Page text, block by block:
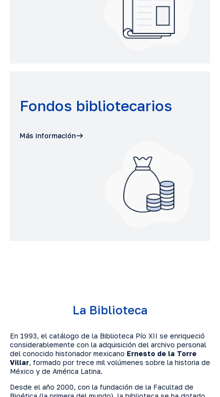
Fondos bibliotecarios
Más información
La Biblioteca
En 1993, el catálogo de la Biblioteca Pío XII se enriqueció
considerablemente con la adquisición del archivo personal
del conocido historiador mexicano Ernesto de la Torre
Villar, formado por trece mil volúmenes sobre la historia de
México y de América Latina.
Desde el año 2000, con la fundación de la Facultad de